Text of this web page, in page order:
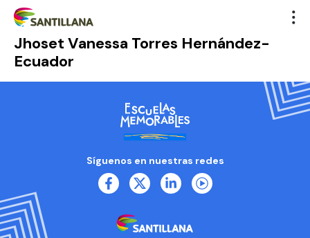
Jhoset Vanessa Torres Hernández-
Ecuador
Síguenos en nuestras redes